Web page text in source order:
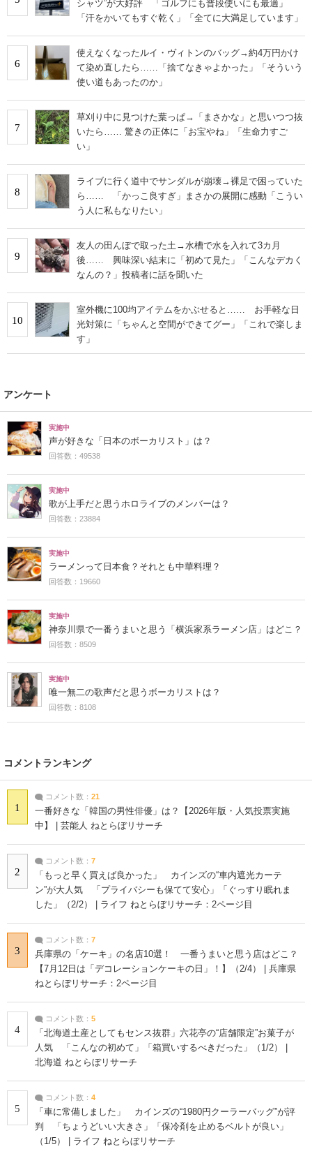
シャツ”が大好評 「ゴルフにも普段使いにも最適」
「汗をかいてもすぐ乾く」「全てに大満足しています」
6
使えなくなったルイ・ヴィトンのバッグ→約4万円かけ
て染め直したら……「捨てなきゃよかった」「そういう
使い道もあったのか」
7
草刈り中に見つけた葉っぱ→「まさかな」と思いつつ抜
いたら…… 驚きの正体に「お宝やね」「生命力すご
い」
8
ライブに行く道中でサンダルが崩壊→裸足で困っていた
ら…… 「かっこ良すぎ」まさかの展開に感動「こうい
う人に私もなりたい」
9
友人の田んぼで取った土→水槽で水を入れて3カ月
後…… 興味深い結末に「初めて見た」「こんなデカく
なんの？」投稿者に話を聞いた
10
室外機に100均アイテムをかぶせると…… お手軽な日
光対策に「ちゃんと空間ができてグー」「これで楽しま
す」
アンケート
実施中
声が好きな「日本のボーカリスト」は？
回答数：49538
実施中
歌が上手だと思うホロライブのメンバーは？
回答数：23884
実施中
ラーメンって日本食？それとも中華料理？
回答数：19660
実施中
神奈川県で一番うまいと思う「横浜家系ラーメン店」はどこ？
回答数：8509
実施中
唯一無二の歌声だと思うボーカリストは？
回答数：8108
コメントランキング
1
コメント数： 21
一番好きな「韓国の男性俳優」は？【2026年版・人気投票実施
中】 | 芸能人 ねとらぼリサーチ
2
コメント数： 7
「もっと早く買えば良かった」 カインズの“車内遮光カーテ
ン”が大人気 「プライバシーも保てて安心」「ぐっすり眠れま
した」（2/2） | ライフ ねとらぼリサーチ：2ページ目
3
コメント数： 7
兵庫県の「ケーキ」の名店10選！ 一番うまいと思う店はどこ？
【7月12日は「デコレーションケーキの日」！】（2/4） | 兵庫県
ねとらぼリサーチ：2ページ目
4
コメント数： 5
「北海道土産としてもセンス抜群」六花亭の“店舗限定”お菓子が
人気 「こんなの初めて」「箱買いするべきだった」（1/2） |
北海道 ねとらぼリサーチ
5
コメント数： 4
「車に常備しました」 カインズの“1980円クーラーバッグ”が評
判 「ちょうどいい大きさ」「保冷剤を止めるベルトが良い」
（1/5） | ライフ ねとらぼリサーチ